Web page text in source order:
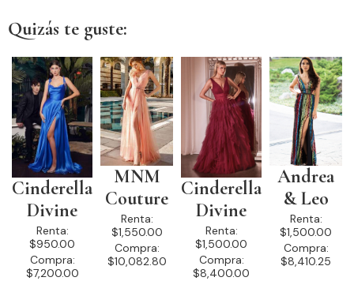
Quizás te guste:
Cinderella
Divine
Renta:
$950.00
Compra:
$7,200.00
MNM
Couture
Renta:
$1,550.00
Compra:
$10,082.80
Cinderella
Divine
Renta:
$1,500.00
Compra:
$8,400.00
Andrea
& Leo
Renta:
$1,500.00
Compra:
$8,410.25